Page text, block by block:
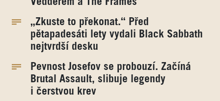
„Zkuste to překonat.“ Před
pětapadesáti lety vydali Black Sabbath
nejtvrdší desku
Pevnost Josefov se probouzí. Začíná
Brutal Assault, slibuje legendy
i čerstvou krev